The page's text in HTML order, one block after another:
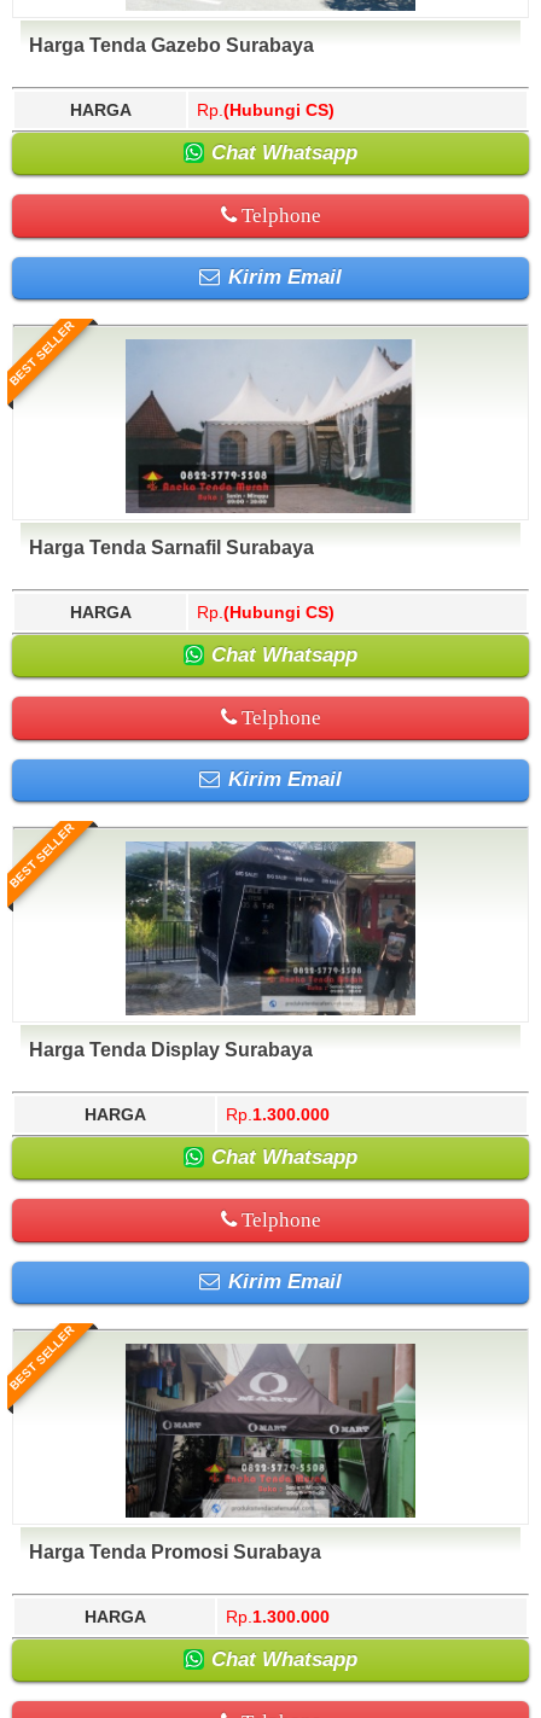
Harga Tenda Gazebo Surabaya
HARGA Rp. (Hubungi CS)
Chat Whatsapp
Telphone
Kirim Email
BEST SELLER
Harga Tenda Sarnafil Surabaya
HARGA Rp. (Hubungi CS)
Chat Whatsapp
Telphone
Kirim Email
BEST SELLER
Harga Tenda Display Surabaya
HARGA Rp. 1.300.000
Chat Whatsapp
Telphone
Kirim Email
BEST SELLER
Harga Tenda Promosi Surabaya
HARGA Rp. 1.300.000
Chat Whatsapp